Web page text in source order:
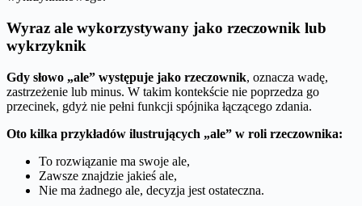
Wyraz ale wykorzystywany jako rzeczownik lub
wykrzyknik
Gdy słowo „ale” występuje jako rzeczownik, oznacza wadę,
zastrzeżenie lub minus. W takim kontekście nie poprzedza go
przecinek, gdyż nie pełni funkcji spójnika łączącego zdania.
Oto kilka przykładów ilustrujących „ale” w roli rzeczownika:
To rozwiązanie ma swoje ale,
Zawsze znajdzie jakieś ale,
Nie ma żadnego ale, decyzja jest ostateczna.